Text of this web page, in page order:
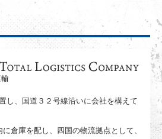
し、国道３２号線沿いに会社を構えて
倉庫を配し、四国の物流拠点として、